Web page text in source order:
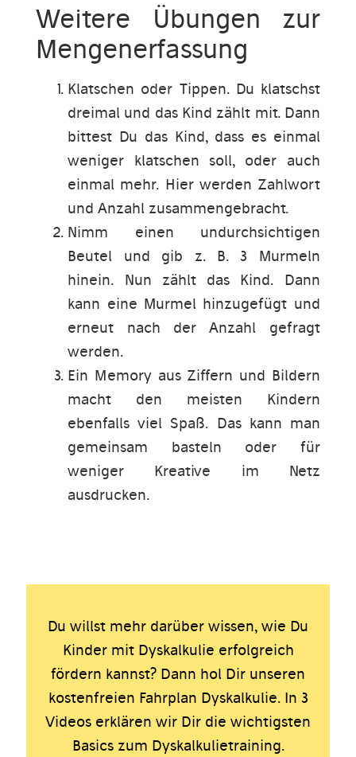
Weitere Übungen zur
Mengenerfassung
Klatschen oder Tippen. Du klatschst
dreimal und das Kind zählt mit. Dann
bittest Du das Kind, dass es einmal
weniger klatschen soll, oder auch
einmal mehr. Hier werden Zahlwort
und Anzahl zusammengebracht.
Nimm einen undurchsichtigen
Beutel und gib z. B. 3 Murmeln
hinein. Nun zählt das Kind. Dann
kann eine Murmel hinzugefügt und
erneut nach der Anzahl gefragt
werden.
Ein Memory aus Ziffern und Bildern
macht den meisten Kindern
ebenfalls viel Spaß. Das kann man
gemeinsam basteln oder für
weniger Kreative im Netz
ausdrucken.
Du willst mehr darüber wissen, wie Du
Kinder mit Dyskalkulie erfolgreich
fördern kannst? Dann hol Dir unseren
kostenfreien Fahrplan Dyskalkulie. In 3
Videos erklären wir Dir die wichtigsten
Basics zum Dyskalkulietraining.